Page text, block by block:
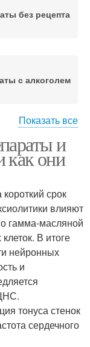
без рецепта
с алкоголем
от стресса
Показать все
и
как они
срок
влияют
гамма-масляной
В итоге
нейронных
и
тонуса стенок
сердечного